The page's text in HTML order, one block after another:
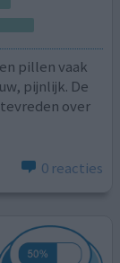
pillen vaak
pijnlijk. De
over
0 reacties